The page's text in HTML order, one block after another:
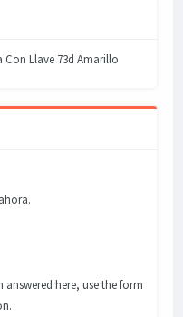
Con Llave 73d Amarillo
here, use the form